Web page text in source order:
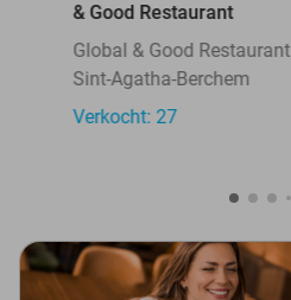
& Good Restaurant
Global & Good Restaurant
Sint-Agatha-Berchem
Verkocht: 27